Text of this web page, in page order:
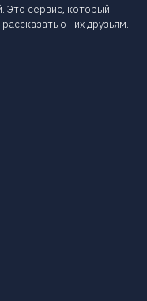
Это сервис, который
о них друзьям.